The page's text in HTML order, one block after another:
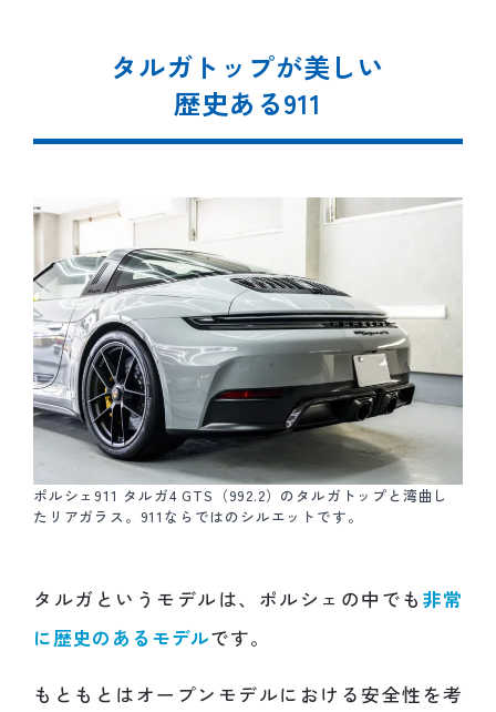
タルガトップが美しい
歴史ある911
ポルシェ911 タルガ4 GTS（992.2）のタルガトップと湾曲し
たリアガラス。911ならではのシルエットです。
タルガというモデルは、ポルシェの中でも 非常
に歴史のあるモデルです。
もともとはオープンモデルにおける安全性を考